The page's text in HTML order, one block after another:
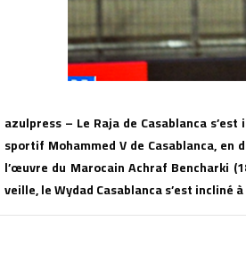
azulpress – Le Raja de Casablanca
sportif Mohammed V de Casablanca, en
l’œuvre du Marocain Achraf Bencharki
veille, le Wydad Casablanca s’est incliné